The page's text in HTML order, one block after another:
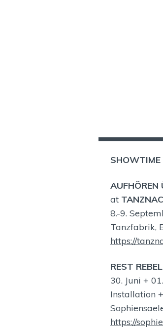
SHOWTIME
AUFHÖREN
at
8.-9.
Tanzfabrik,
https://
REST
30. Juni +
Installation
https://